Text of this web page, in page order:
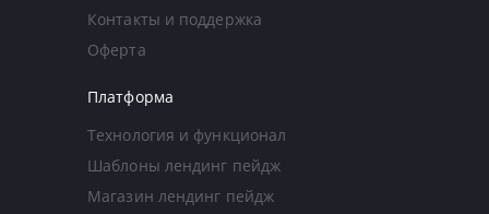
Контакты и поддержка
Оферта
Платформа
Технология и функционал
Шаблоны лендинг пейдж
Магазин лендинг пейдж